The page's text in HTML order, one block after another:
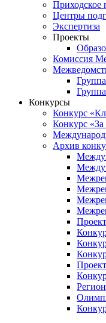
Приходское
Центры
Экспертиза
Проекты
Комиссия
Конкурсы
Конкурс
Конкурс
Архив